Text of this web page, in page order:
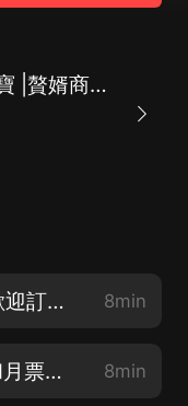
至尊撿漏王|天眼鑒寶 |贅婿商戰 |都市爽文 |AI
1狗眼看人低的娃娃親 （❤歡迎訂閱，收聽和月票投喂噢❤） 8min
2看走眼❤歡迎訂閱，收聽和月票投喂噢❤） 8min